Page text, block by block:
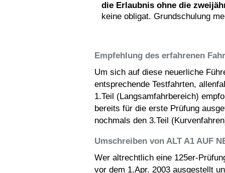
die Erlaubnis ohne die
keine obligat. Grundschulung
Empfehlung des erfahrenen
Um sich auf diese neuerliche
entsprechende Testfahrten,
1.Teil (Langsamfahrbereich)
bereits für die erste Prüfung
nochmals den 3.Teil
Umschreiben von ALT A1 AUF
Wer altrechtlich eine 125er-
vor dem 1.Apr. 2003 ausgestellt